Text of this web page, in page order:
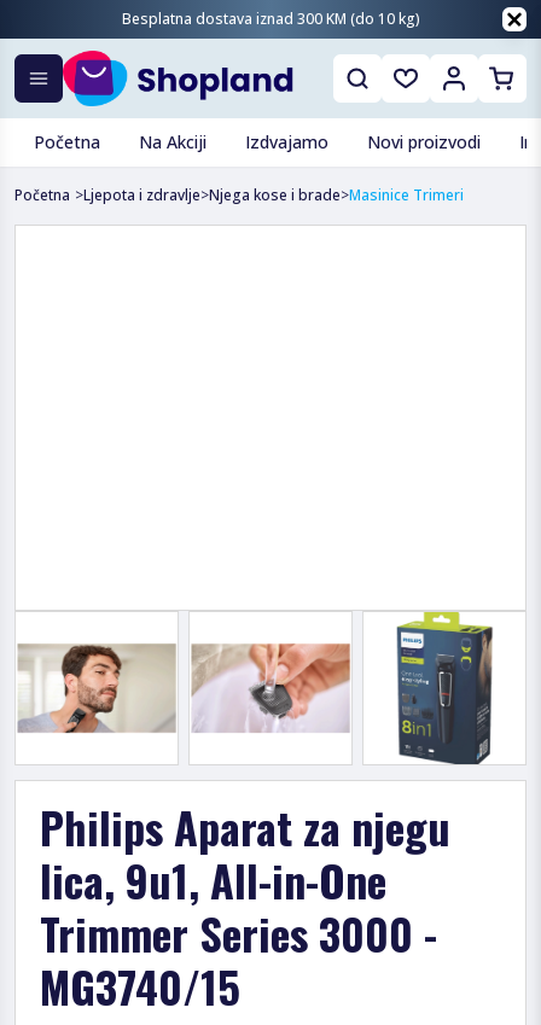
Besplatna dostava iznad 300 KM (do 10 kg)
Početna Na Akciji Izdvajamo Novi proizvodi
Početna >Ljepota i zdravlje>Njega kose i brade>Masinice Trimeri
Philips Aparat za njegu
lica, 9u1, All-in-One
Trimmer Series 3000 -
MG3740/15